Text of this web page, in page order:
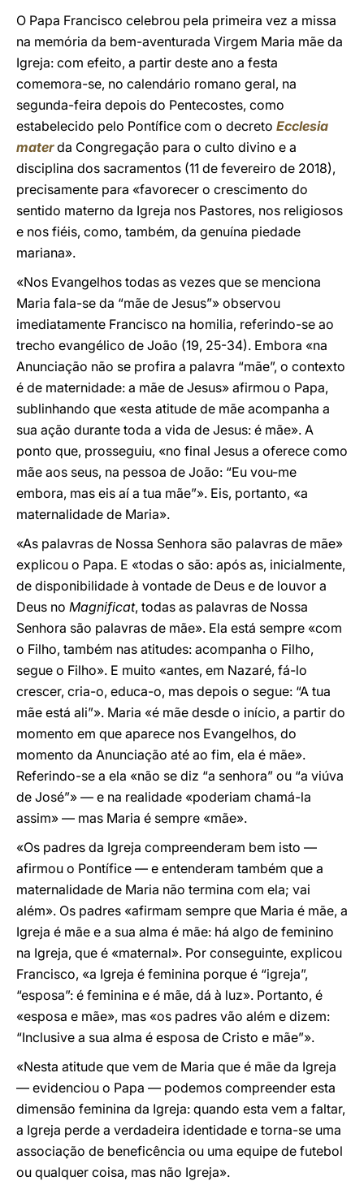
O Papa Francisco celebrou pela primeira vez a missa
na memória da bem-aventurada Virgem Maria mãe da
Igreja: com efeito, a partir deste ano a festa
comemora-se, no calendário romano geral, na
segunda-feira depois do Pentecostes, como
estabelecido pelo Pontífice com o decreto Ecclesia
materda Congregação para o culto divino e a
disciplina dos sacramentos (11 de fevereiro de 2018),
precisamente para «favorecer o crescimento do
sentido materno da Igreja nos Pastores, nos religiosos
e nos fiéis, como, também, da genuína piedade
mariana».
«Nos Evangelhos todas as vezes que se menciona
Maria fala-se da “mãe de Jesus”» observou
imediatamente Francisco na homilia, referindo-se ao
trecho evangélico de João (19, 25-34). Embora «na
Anunciação não se profira a palavra “mãe”, o contexto
é de maternidade: a mãe de Jesus» afirmou o Papa,
sublinhando que «esta atitude de mãe acompanha a
sua ação durante toda a vida de Jesus: é mãe». A
ponto que, prosseguiu, «no final Jesus a oferece como
mãe aos seus, na pessoa de João: “Eu vou-me
embora, mas eis aí a tua mãe”». Eis, portanto, «a
maternalidade de Maria».
«As palavras de Nossa Senhora são palavras de mãe»
explicou o Papa. E «todas o são: após as, inicialmente,
de disponibilidade à vontade de Deus e de louvor a
Deus no Magnificat, todas as palavras de Nossa
Senhora são palavras de mãe». Ela está sempre «com
o Filho, também nas atitudes: acompanha o Filho,
segue o Filho». E muito «antes, em Nazaré, fá-lo
crescer, cria-o, educa-o, mas depois o segue: “A tua
mãe está ali”». Maria «é mãe desde o início, a partir do
momento em que aparece nos Evangelhos, do
momento da Anunciação até ao fim, ela é mãe».
Referindo-se a ela «não se diz “a senhora” ou “a viúva
de José”» — e na realidade «poderiam chamá-la
assim» — mas Maria é sempre «mãe».
«Os padres da Igreja compreenderam bem isto —
afirmou o Pontífice — e entenderam também que a
maternalidade de Maria não termina com ela; vai
além». Os padres «afirmam sempre que Maria é mãe, a
Igreja é mãe e a sua alma é mãe: há algo de feminino
na Igreja, que é «maternal». Por conseguinte, explicou
Francisco, «a Igreja é feminina porque é “igreja”,
“esposa”: é feminina e é mãe, dá à luz». Portanto, é
«esposa e mãe», mas «os padres vão além e dizem:
“Inclusive a sua alma é esposa de Cristo e mãe”».
«Nesta atitude que vem de Maria que é mãe da Igreja
— evidenciou o Papa — podemos compreender esta
dimensão feminina da Igreja: quando esta vem a faltar,
a Igreja perde a verdadeira identidade e torna-se uma
associação de beneficência ou uma equipe de futebol
ou qualquer coisa, mas não Igreja».